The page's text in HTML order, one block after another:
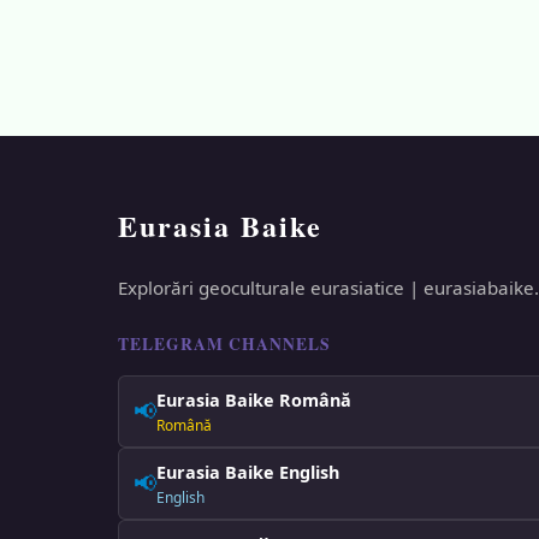
Eurasia Baike
Explorări geoculturale eurasiatice |
TELEGRAM CHANNELS
📢Eurasia Baike Română
Română
📢Eurasia Baike English
English